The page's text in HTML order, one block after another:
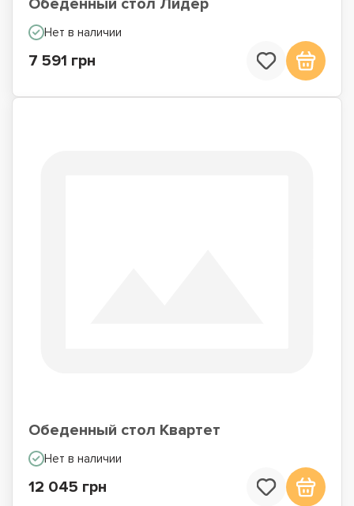
Обеденный стол Лидер
Нет в наличии
7 591 грн
Обеденный стол Квартет
Нет в наличии
12 045 грн